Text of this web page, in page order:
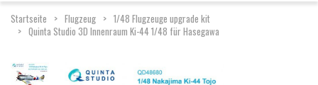
Startseite Flugzeug
1/48 Flugzeuge upgrade kit
Quinta Studio 3D Innenraum Ki-44 1/48 für Hasegawa